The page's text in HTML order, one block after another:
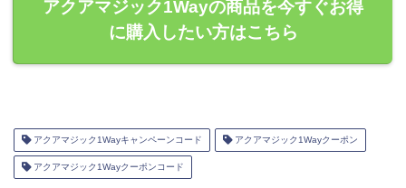
アクアマジック1Wayの商品を今すぐお得
に購入したい方はこちら
アクアマジック1Wayキャンペーンコード アクアマジック1Wayクーポン
アクアマジック1Wayクーポンコード